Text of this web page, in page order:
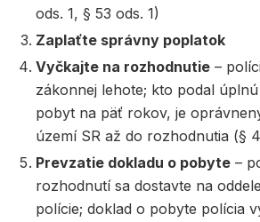
ods. 1, § 53 ods. 1)
Zaplaťte správny poplatok
Vyčkajte na rozhodnutie –
zákonnej lehote; kto podal
pobyt na päť rokov, je
území SR až do rozhodnutia (§
Prevzatie dokladu o pobyte –
rozhodnutí sa dostavte na
polície; doklad o pobyte polícia